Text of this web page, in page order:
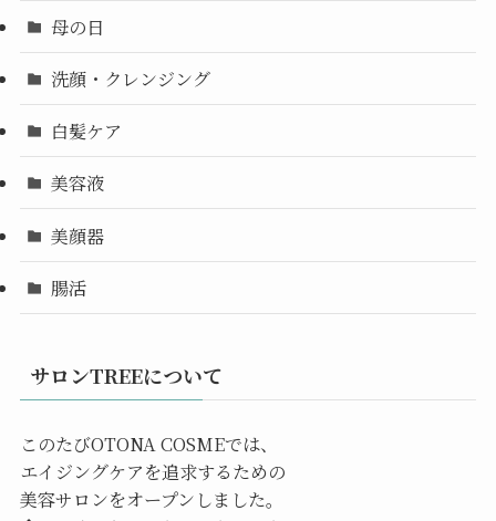
母の日
洗顔・クレンジング
白髪ケア
美容液
美顔器
腸活
サロンTREEについて
このたびOTONA COSMEでは、
エイジングケアを追求するための
美容サロンをオープンしました。